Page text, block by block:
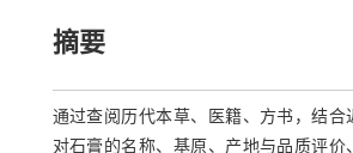
摘要
通过查阅历代本草、医籍、方书，结合
对石膏的名称、基原、产地与品质评价